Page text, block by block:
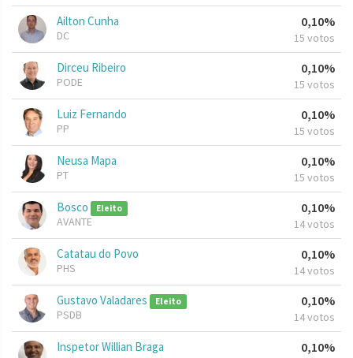
Ailton Cunha
DC
0,10%
15 votos
Dirceu Ribeiro
PODE
0,10%
15 votos
Luiz Fernando
PP
0,10%
15 votos
Neusa Mapa
PT
0,10%
15 votos
Bosco Eleito
AVANTE
0,10%
14 votos
Catatau do Povo
PHS
0,10%
14 votos
Gustavo Valadares Eleito
PSDB
0,10%
14 votos
Inspetor Willian Braga 0,10%